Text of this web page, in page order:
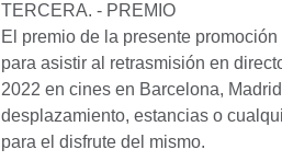
TERCERA. - PREMIO
El premio de la presente
para asistir al retrasmisión en
2022 en cines en Barcelona,
desplazamiento, estancias o
para el disfrute del mismo.